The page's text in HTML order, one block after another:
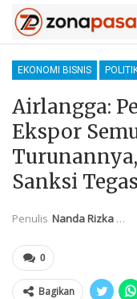
EKONOMI BISNIS
Airlangga:
Ekspor
Sanksi Tegas
Penulis Nanda Rizka Mahendra
0
Bagikan